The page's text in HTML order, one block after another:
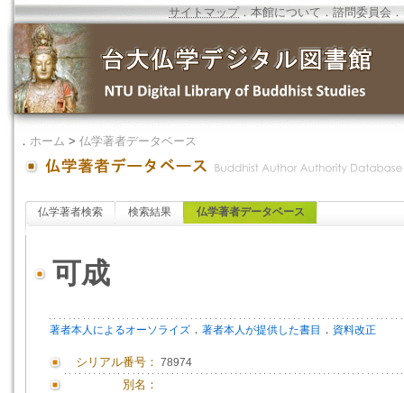
サイトマップ．本館について ．諮問委員会 ．
． ホーム > 仏学著者データベース
仏学著者検索 検索結果 仏学著者データベース
可成
著者本人によるオーソライズ ． 著者本人が提供した書目 ． 資料改正
シリアル番号： 78974
別名：